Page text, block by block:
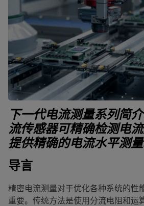
下一代电流测量系列简
流传感器可精确检测电流
提供精确的电流水平测量
导言
精密电流测量对于优化各种系统的性
重要。传统方法是使用分流电阻和运